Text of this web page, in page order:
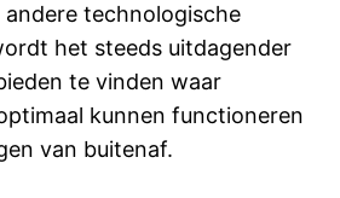
technologische
het steeds uitdagender
te vinden waar
kunnen functioneren
van buitenaf.